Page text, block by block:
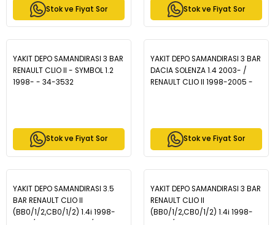
Stok ve Fiyat Sor Stok ve Fiyat Sor
YAKIT DEPO SAMANDIRASI 3 BAR
RENAULT CLIO II - SYMBOL 1.2
1998- - 34-3532
Stok ve Fiyat Sor
YAKIT DEPO SAMANDIRASI 3 BAR
DACIA SOLENZA 1.4 2003- /
RENAULT CLIO II 1998-2005 -
Stok ve Fiyat Sor
YAKIT DEPO SAMANDIRASI 3.5
BAR RENAULT CLIO II
(BB0/1/2,CB0/1/2) 1.4i 1998-
YAKIT DEPO SAMANDIRASI 3 BAR
RENAULT CLIO II
(BB0/1/2,CB0/1/2) 1.4i 1998-